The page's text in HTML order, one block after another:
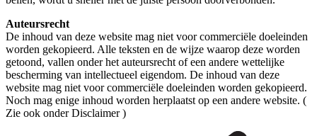
Auteursrecht
De inhoud van deze website mag niet voor commerciële doeleinden
worden gekopieerd. Alle teksten en de wijze waarop deze worden
getoond, vallen onder het auteursrecht of een andere wettelijke
bescherming van intellectueel eigendom. De inhoud van deze
website mag niet voor commerciële doeleinden worden gekopieerd.
Noch mag enige inhoud worden herplaatst op een andere website. (
Zie ook onder Disclaimer )